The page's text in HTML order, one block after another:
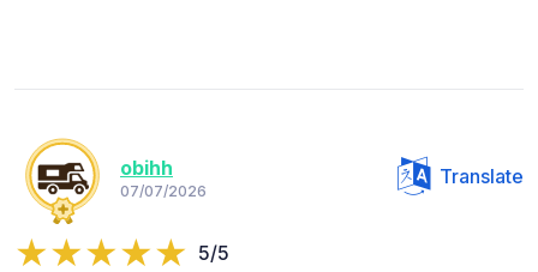
obihh
07/07/2026
Translate
5/5